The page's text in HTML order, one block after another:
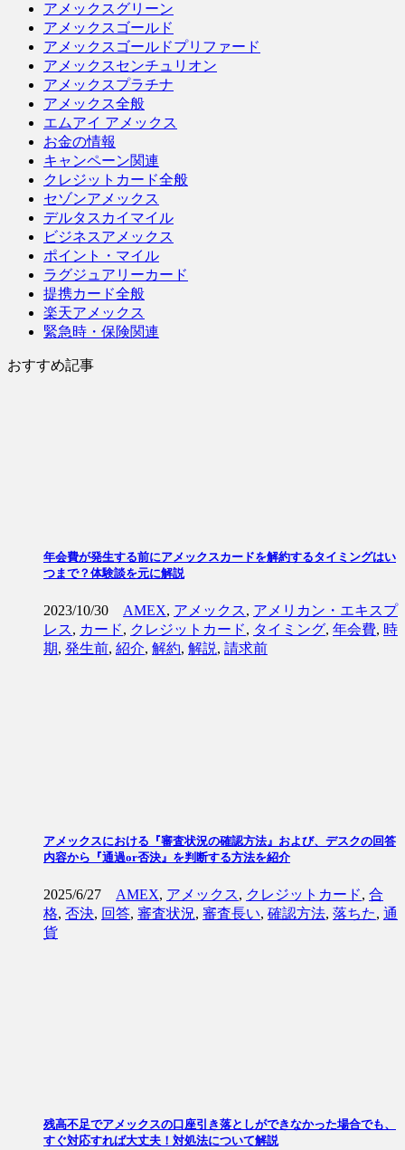
アメックスグリーン
アメックスゴールド
アメックスゴールドプリファード
アメックスセンチュリオン
アメックスプラチナ
アメックス全般
エムアイ アメックス
お金の情報
キャンペーン関連
クレジットカード全般
セゾンアメックス
デルタスカイマイル
ビジネスアメックス
ポイント・マイル
ラグジュアリーカード
提携カード全般
楽天アメックス
緊急時・保険関連
おすすめ記事
年会費が発生する前にアメックスカードを解約するタイミングはい
つまで？体験談を元に解説
2023/10/30 AMEX, アメックス, アメリカン・エキスプ
レス, カード, クレジットカード, タイミング, 年会費, 時
期, 発生前, 紹介, 解約, 解説, 請求前
アメックスにおける『審査状況の確認方法』および、デスクの回答
内容から『通過or否決』を判断する方法を紹介
2025/6/27 AMEX, アメックス, クレジットカード, 合
格, 否決, 回答, 審査状況, 審査長い, 確認方法, 落ちた, 通
貨
残高不足でアメックスの口座引き落としができなかった場合でも、
すぐ対応すれば大丈夫！対処法について解説